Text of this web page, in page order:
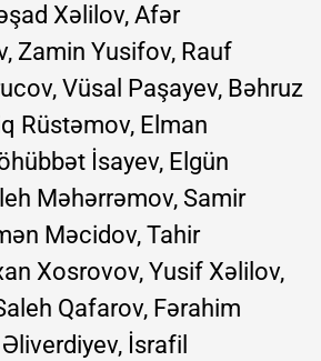
Xəlilov, Afər
Zamin Yusifov, Rauf
Vüsal Paşayev, Bəhruz
Rüstəmov, Elman
İsayev, Elgün
Məhərrəmov, Samir
Məcidov, Tahir
Xosrovov, Yusif Xəlilov,
Qafarov, Fərahim
İsrafil